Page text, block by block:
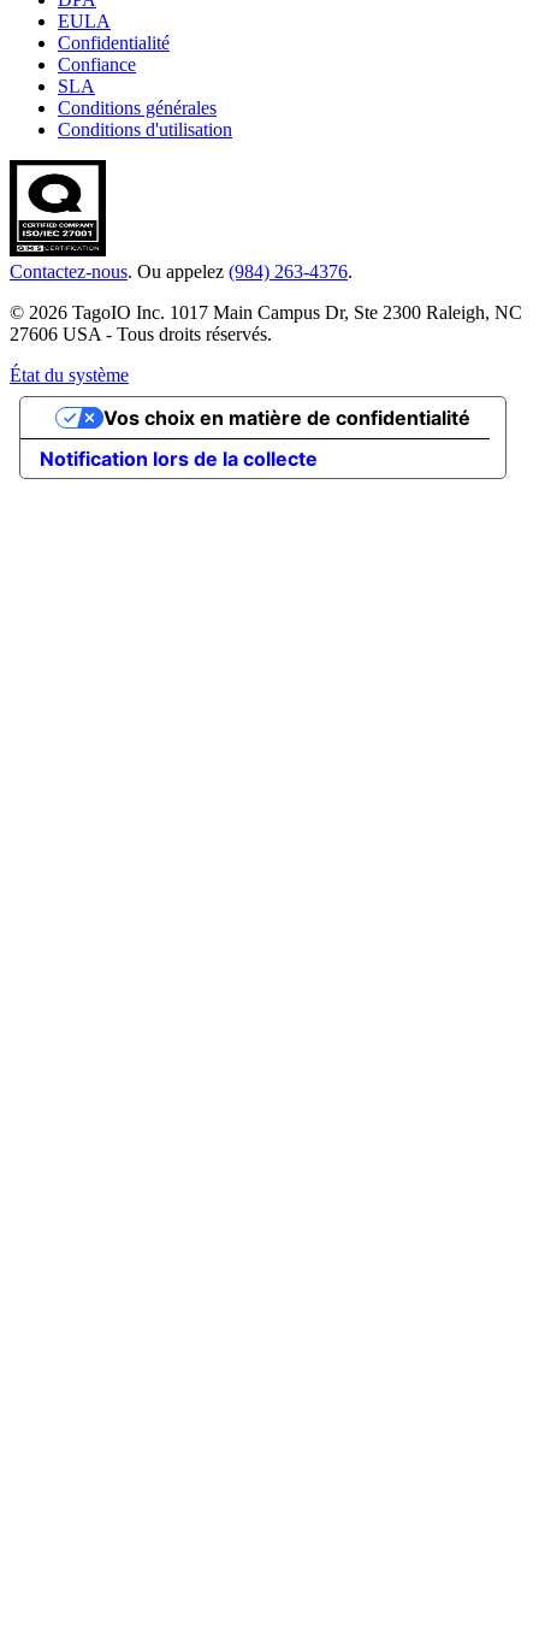
EULA
Confidentialité
Confiance
SLA
Conditions générales
Conditions d'utilisation
Contactez-nous. Ou appelez (984) 263-4376.
© 2026 TagoIO Inc. 1017 Main Campus Dr, Ste 2300 Raleigh, NC
27606 USA - Tous droits réservés.
État du système
Notification lors de la collecte
Vos choix en matière de confidentialité